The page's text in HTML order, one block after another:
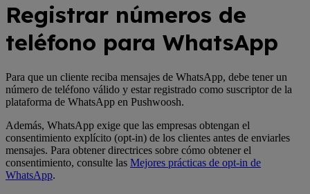
Registrar números de
teléfono para WhatsApp
Para que un cliente reciba mensajes de WhatsApp, debe tener un
número de teléfono válido y estar registrado como suscriptor de la
plataforma de WhatsApp en Pushwoosh.
Además, WhatsApp exige que las empresas obtengan el
consentimiento explícito (opt-in) de los clientes antes de enviarles
mensajes. Para obtener directrices sobre cómo obtener el
consentimiento, consulte las Mejores prácticas de opt-in de
WhatsApp.